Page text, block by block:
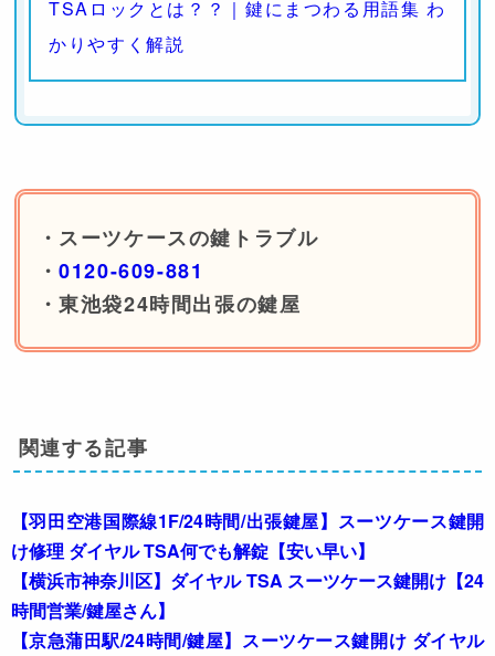
TSAロックとは？？｜鍵にまつわる用語集 わ
かりやすく解説
・スーツケースの鍵トラブル
・0120-609-881
・東池袋24時間出張の鍵屋
関連する記事
【羽田空港国際線1F/24時間/出張鍵屋】スーツケース鍵開
け修理 ダイヤル TSA何でも解錠【安い早い】
【横浜市神奈川区】ダイヤル TSA スーツケース鍵開け【24
時間営業/鍵屋さん】
【京急蒲田駅/24時間/鍵屋】スーツケース鍵開け ダイヤル